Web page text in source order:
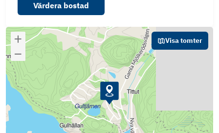
Leveransbeskrivning Planlösning, fönster
Plan och
illustrationskarta
Planbeskrivning
Värdera bostad
Visa tomter